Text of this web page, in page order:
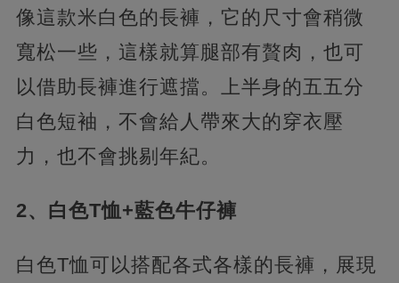
像這款米白色的長褲，它的尺寸會稍微
寬松一些，這樣就算腿部有贅肉，也可
以借助長褲進行遮擋。上半身的五五分
白色短袖，不會給人帶來大的穿衣壓
力，也不會挑剔年紀。
2、白色T恤+藍色牛仔褲
白色T恤可以搭配各式各樣的長褲，展現